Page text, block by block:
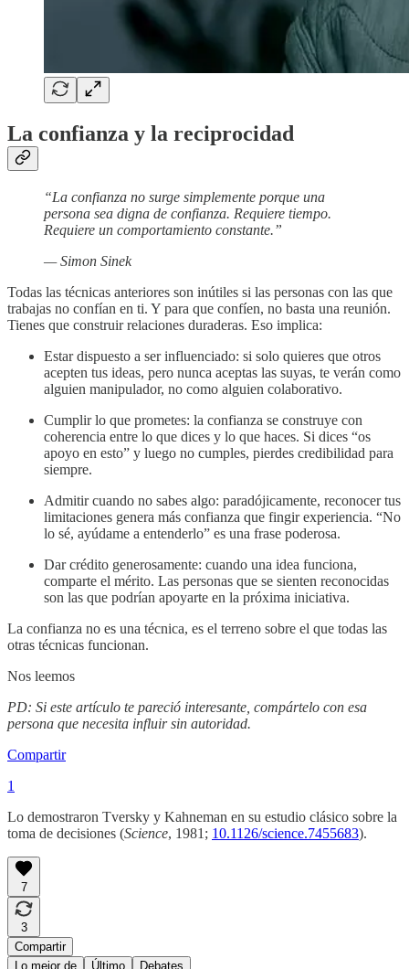
La confianza y la reciprocidad
“La confianza no surge simplemente porque una
persona sea digna de confianza. Requiere tiempo.
Requiere un comportamiento constante.”
— Simon Sinek
Todas las técnicas anteriores son inútiles si las personas con las que
trabajas no confían en ti. Y para que confíen, no basta una reunión.
Tienes que construir relaciones duraderas. Eso implica:
Estar dispuesto a ser influenciado: si solo quieres que otros
acepten tus ideas, pero nunca aceptas las suyas, te verán como
alguien manipulador, no como alguien colaborativo.
Cumplir lo que prometes: la confianza se construye con
coherencia entre lo que dices y lo que haces. Si dices “os
apoyo en esto” y luego no cumples, pierdes credibilidad para
siempre.
Admitir cuando no sabes algo: paradójicamente, reconocer tus
limitaciones genera más confianza que fingir experiencia. “No
lo sé, ayúdame a entenderlo” es una frase poderosa.
Dar crédito generosamente: cuando una idea funciona,
comparte el mérito. Las personas que se sienten reconocidas
son las que podrían apoyarte en la próxima iniciativa.
La confianza no es una técnica, es el terreno sobre el que todas las
otras técnicas funcionan.
Nos leemos
PD: Si este artículo te pareció interesante, compártelo con esa
persona que necesita influir sin autoridad.
Compartir
1
Lo demostraron Tversky y Kahneman en su estudio clásico sobre la
toma de decisiones (Science, 1981; 10.1126/science.7455683).
7
3
Compartir
Lo mejor de
Último Debates